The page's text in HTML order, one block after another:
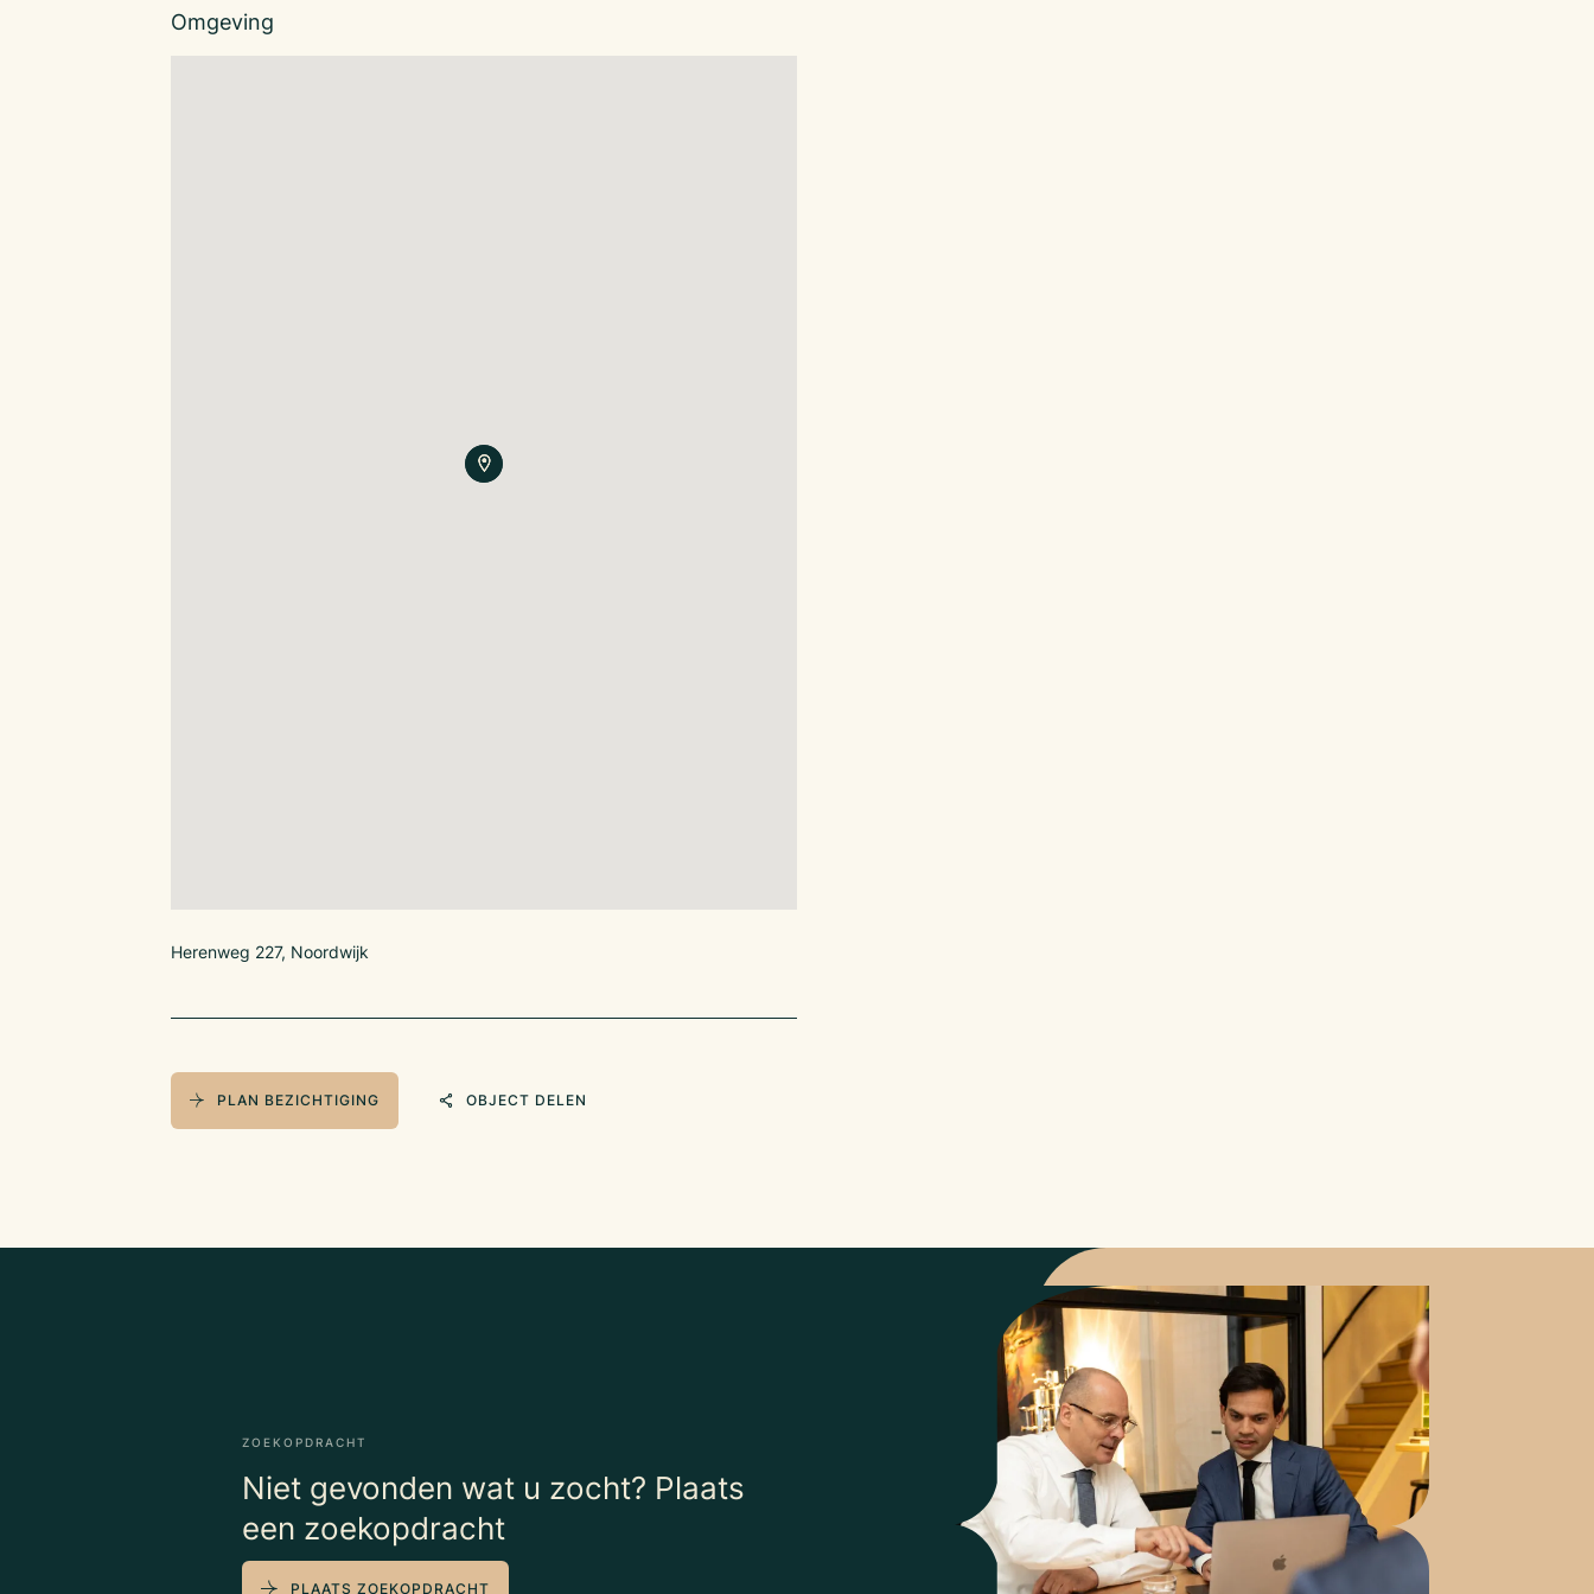
Omgeving
Herenweg 227, Noordwijk
PLAN BEZICHTIGING OBJECT DELEN
ZOEKOPDRACHT
Niet gevonden wat u zocht? Plaats
een zoekopdracht
PLAATS ZOEKOPDRACHT